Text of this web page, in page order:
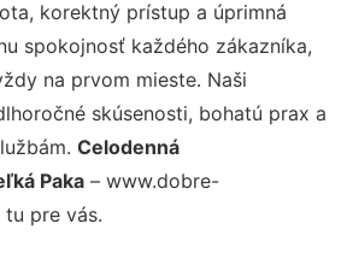
korektný prístup a úprimná
spokojnosť každého zákazníka,
na prvom mieste. Naši
skúsenosti, bohatú prax a
Celodenná
Paka – www.dobre-
pre vás.